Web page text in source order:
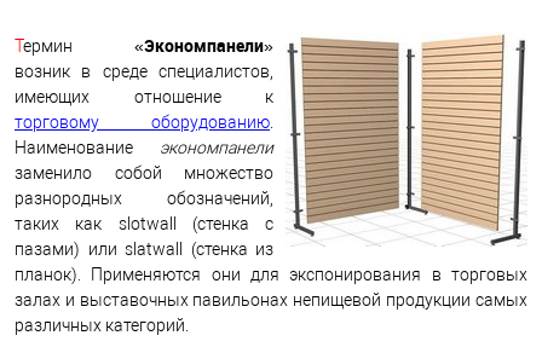
Термин «Экономпанели»
возник в среде специалистов,
имеющих отношение к
торговому оборудованию
Наименование экономпанели
заменило собой множество
разнородных обозначений,
таких как slotwall (стенка с
пазами) или slatwall (стенка из
планок). Применяются они для экспонирования в торговых
залах и выставочных павильонах непищевой продукции самых
различных категорий.